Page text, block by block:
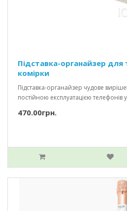
Підставка-органайзер для
комірки
Підставка-органайзер чудове
постійною експлуатацією телефонів
470.00грн.